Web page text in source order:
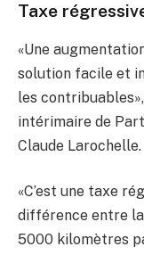
Taxe
«Une
solution facile et
les
intérimaire de
Claude Larochelle.
«C’est une taxe
différence entre
5000 kilomètres